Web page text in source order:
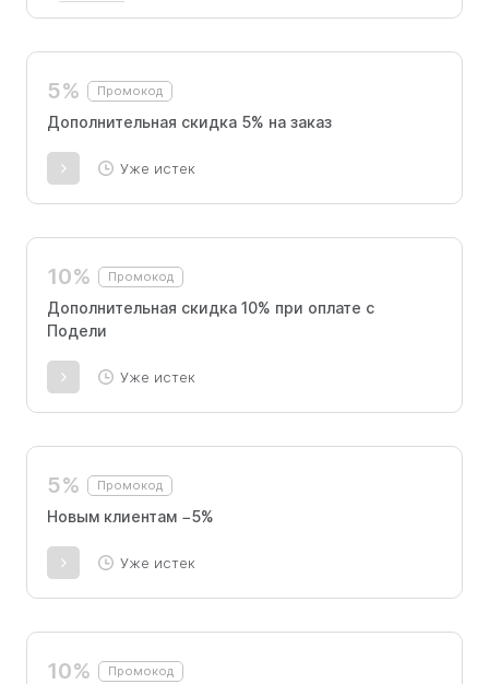
5% Промокод
Дополнительная скидка 5% на заказ
Уже истек
10% Промокод
Дополнительная скидка 10% при оплате с
Подели
Уже истек
5% Промокод
Новым клиентам −5%
Уже истек
10% Промокод